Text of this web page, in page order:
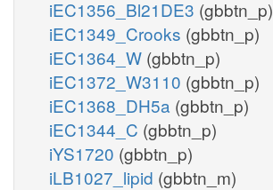
iEC1356_Bl21DE3 (gbbtn_p)
iEC1349_Crooks (gbbtn_p)
iEC1364_W (gbbtn_p)
iEC1372_W3110 (gbbtn_p)
iEC1368_DH5a (gbbtn_p)
iEC1344_C (gbbtn_p)
iYS1720 (gbbtn_p)
iLB1027_lipid (gbbtn_m)